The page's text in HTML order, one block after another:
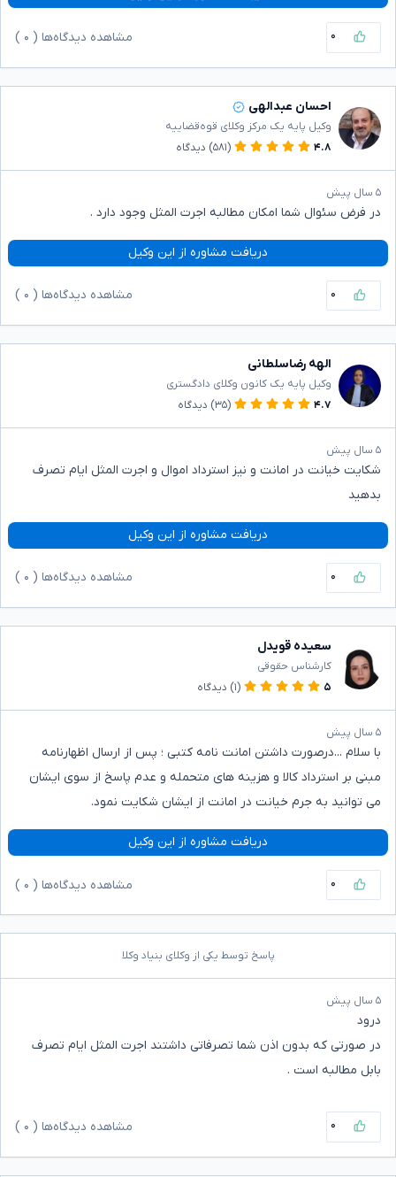
۰ مشاهده دیدگاه‌ها ( ۰
احسان عبدالهی
وکیل پایه یک مرکز وکلای قوه‌قضاییه
۴.۸
(۵۸۱) دیدگاه
۵ سال پیش
در فرض سئوال شما امکان مطالبه اجرت المثل وجود دارد .
دریافت مشاوره از این وکیل
۰ مشاهده دیدگاه‌ها ( ۰
الهه رضاسلطانی
وکیل پایه یک کانون وکلای دادگستری
۴.۷
(۳۵) دیدگاه
۵ سال پیش
شکایت خیانت در امانت و نیز استرداد اموال و اجرت المثل ایام تصرف
بدهید
دریافت مشاوره از این وکیل
۰ مشاهده دیدگاه‌ها ( ۰
سعیده قویدل
کارشناس حقوقی
۵
(۱) دیدگاه
۵ سال پیش
با سلام ...درصورت داشتن امانت نامه کتبی ؛ پس از ارسال اظهارنامه
مبنی بر استرداد کالا و هزینه های متحمله و عدم پاسخ از سوی ایشان
می توانید به جرم خیانت در امانت از ایشان شکایت نمود.
دریافت مشاوره از این وکیل
۰ مشاهده دیدگاه‌ها ( ۰
پاسخ توسط یکی از وکلای بنیاد وکلا
۵ سال پیش
درود
در صورتی که بدون اذن شما تصرفاتی داشتند اجرت المثل ایام تصرف
بابل مطالبه است .
۰ مشاهده دیدگاه‌ها ( ۰